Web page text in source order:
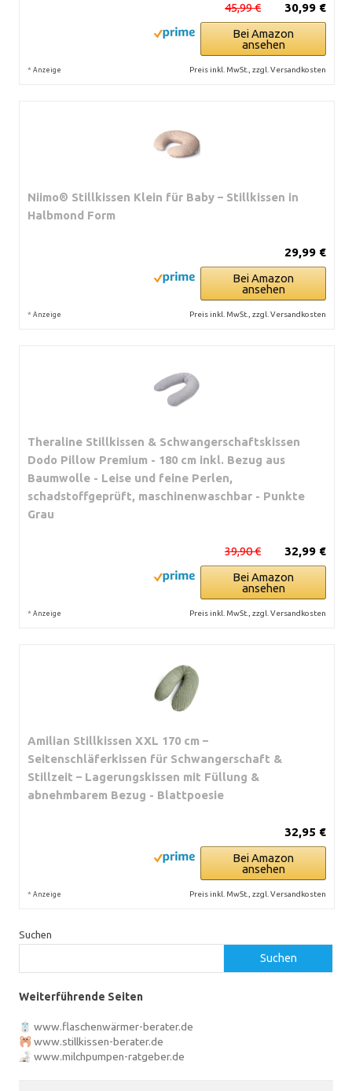
30,99 €
45,99 €
Bei Amazon
ansehen
* Anzeige Preis inkl. MwSt., zzgl. Versandkosten
Niimo® Stillkissen Klein für Baby – Stillkissen in
Halbmond Form
29,99 €
Bei Amazon
ansehen
* Anzeige Preis inkl. MwSt., zzgl. Versandkosten
Theraline Stillkissen & Schwangerschaftskissen
Dodo Pillow Premium - 180 cm inkl. Bezug aus
Baumwolle - Leise und feine Perlen,
schadstoffgeprüft, maschinenwaschbar - Punkte
Grau
32,99 €
39,90 €
Bei Amazon
ansehen
* Anzeige Preis inkl. MwSt., zzgl. Versandkosten
Amilian Stillkissen XXL 170 cm –
Seitenschläferkissen für Schwangerschaft &
Stillzeit – Lagerungskissen mit Füllung &
abnehmbarem Bezug - Blattpoesie
32,95 €
Bei Amazon
ansehen
* Anzeige Preis inkl. MwSt., zzgl. Versandkosten
Suchen
Suchen
Weiterführende Seiten
www.flaschenwärmer-berater.de
www.stillkissen-berater.de
www.milchpumpen-ratgeber.de